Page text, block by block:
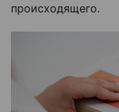
происходящего.